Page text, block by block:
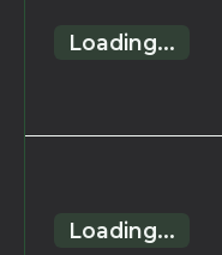
Loading...
Loading...